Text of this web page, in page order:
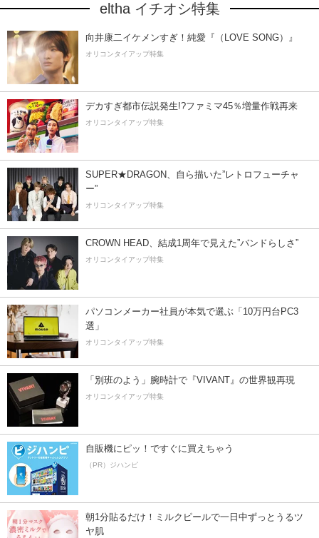
eltha イチオシ特集
向井康二イケメンすぎ！純愛『（LOVE SONG）』
オリコンタイアップ特集
デカすぎ都市伝説発生!?ファミマ45％増量作戦再来
オリコンタイアップ特集
SUPER★DRAGON、自ら描いた”レトロフューチャ
ー”
オリコンタイアップ特集
CROWN HEAD、結成1周年で見えた”バンドらしさ”
オリコンタイアップ特集
パソコンメーカー社員が本気で選ぶ「10万円台PC3
選」
オリコンタイアップ特集
「別班のよう」腕時計で『VIVANT』の世界観再現
オリコンタイアップ特集
自販機にピッ！ですぐに買えちゃう
（PR）ジハンピ
朝1分貼るだけ！ミルクピールで一日中ずっとうるツ
ヤ肌